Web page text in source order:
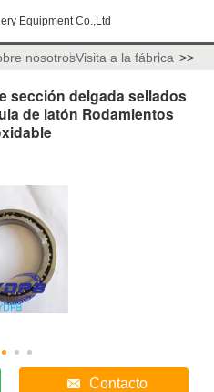
Equipment Co.,Ltd
nosotrosVisita a la fábrica >>
sección delgada sellados
de latón Rodamientos
Contacto